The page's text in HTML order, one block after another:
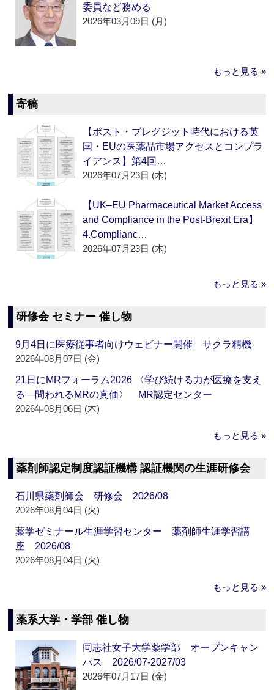
委員など務める
2026年03月09日 (月)
もっと見る »
寄稿
【ポスト・ブレグジット時代における英
国・EUの医薬品市場アクセスとコンプラ
イアンス】第4回…
2026年07月23日 (木)
【UK–EU Pharmaceutical Market Access
and Compliance in the Post-Brexit Era】
4.Complianc…
2026年07月23日 (木)
もっと見る »
研修会 セミナー 催し物
9月4日に医療従事者向けウェビナー開催 サクラ精機
2026年08月07日 (金)
21日にMRフォーラム2026 〈学び続ける力が医療を支え
る―問われるMRの真価〉 MR認定センター
2026年08月06日 (木)
もっと見る »
薬剤師認定制度認証機構 認証機関の生涯研修会
石川県薬剤師会 研修会 2026/08
2026年08月04日 (火)
薬学ゼミナール生涯学習センター 薬剤師生涯学習講
座 2026/08
2026年08月04日 (火)
もっと見る »
薬系大学・学部 催し物
同志社女子大学薬学部 オープンキャン
パス 2026/07-2027/03
2026年07月17日 (金)